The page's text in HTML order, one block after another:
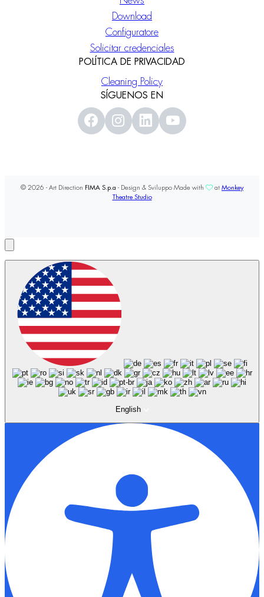
Download
Configuratore
Solicitar credenciales
POLÍTICA DE PRIVACIDAD
Cleaning Policy
SÍGUENOS EN
© 2026 - Art Direction FIMA S.p.a - Design & Sviluppo Made with at Monkey
Theatre Studio
English